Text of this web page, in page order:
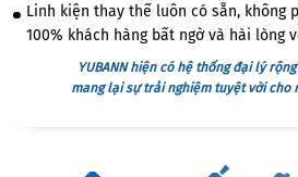
Linh kiện thay thế luôn có sẵn, không
100% khách hàng bất ngờ và hài lòng
YUBANN hiện có hệ thống đại lý
mang lại sự trải nghiệm tuyệt vời cho